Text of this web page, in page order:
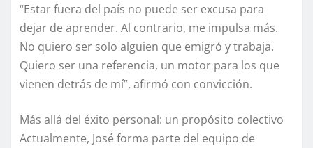
“Estar fuera del país no puede ser excusa para
dejar de aprender. Al contrario, me impulsa más.
No quiero ser solo alguien que emigró y trabaja.
Quiero ser una referencia, un motor para los que
vienen detrás de mí”, afirmó con convicción.
Más allá del éxito personal: un propósito colectivo
Actualmente, José forma parte del equipo de